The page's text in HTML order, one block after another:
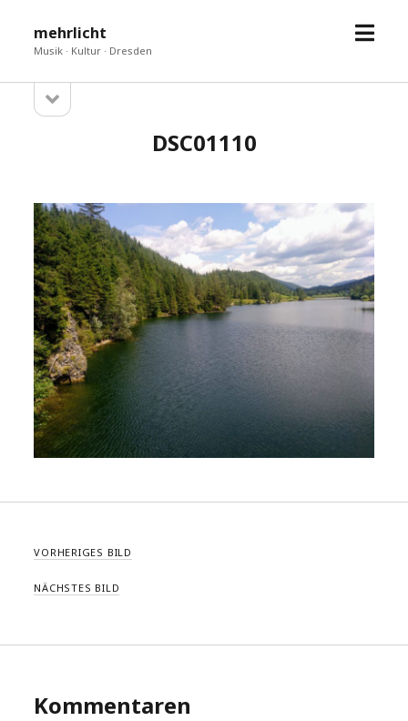
mehrlicht
Musik · Kultur · Dresden
Menü
Sidebar
öffnen
DSC01110
VORHERIGES BILD
NÄCHSTES BILD
Kommentaren